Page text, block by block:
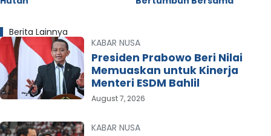
Berita Lainnya
KABAR NUSA
Presiden Prabowo Beri Nilai
Memuaskan untuk Kinerja
Menteri ESDM Bahlil
August 7, 2026
KABAR NUSA